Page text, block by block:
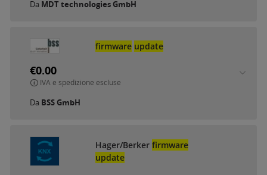
Da MDT technologies GmbH
firmware update
€0.00
IVA e spedizione escluse
Da BSS GmbH
Hager/Berker firmware
update